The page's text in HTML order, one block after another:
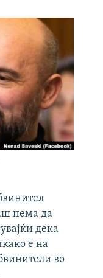
нема да
дека
е на
во